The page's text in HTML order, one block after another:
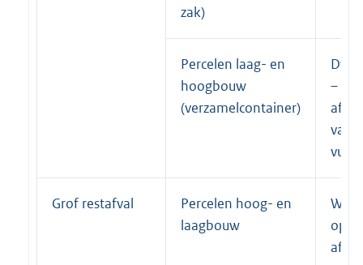
zak)
Percelen laag- en
hoogbouw
(verzamelcontainer)
–
van
Grof restafval
Percelen hoog- en
laagbouw
op